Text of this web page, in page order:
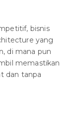
bisnis
yang
di mana pun
memastikan
dan tanpa